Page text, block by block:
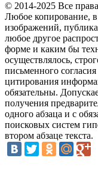
© 2014-2025 Все
Любое копирование, в
изображений,
любое другое
форме и каким бы
осуществлялось,
письменного
цитирования
обязательны.
получения
одного абзаца и с
поисковых систем
втором абзаце текста.